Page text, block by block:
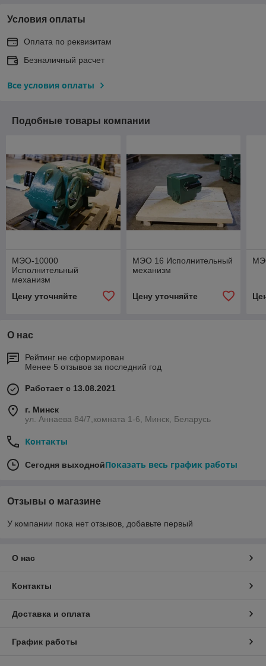
Условия оплаты
Оплата по реквизитам
Безналичный расчет
Все условия оплаты
Подобные товары компании
МЭО-10000
Исполнительный
механизм
Цену уточняйте
МЭО 16 Исполнительный
механизм
Цену уточняйте
О нас
Рейтинг не сформирован
Менее 5 отзывов за последний год
Работает с 13.08.2021
г. Минск
ул. Аннаева 84/7,комната 1-6, Минск, Беларусь
Контакты
Сегодня выходнойПоказать весь график работы
Отзывы о магазине
У компании пока нет отзывов, добавьте первый
О нас
Контакты
Доставка и оплата
График работы